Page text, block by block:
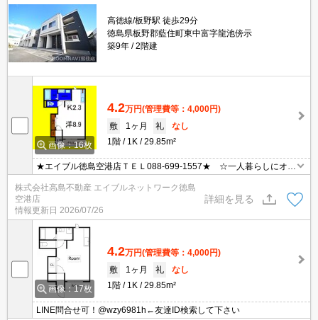
高徳線/板野駅 徒歩29分
徳島県板野郡藍住町東中富字龍池傍示
築9年
2階建
画像：16枚
4.2万円(管理費等：4,000円)
敷
1ヶ月 礼
なし
1階
1K 29.85m²
★エイブル徳島空港店ＴＥＬ088-699-1557★ ☆一人暮らしにオス
スメ！きれいなお部屋です！ガスコンロ付き♪☆
株式会社高島不動産 エイブルネットワーク徳島
空港店
情報更新日 2026/07/26
詳細を見る
画像：17枚
4.2万円(管理費等：4,000円)
敷
1ヶ月 礼
なし
1階
1K 29.85m²
LINE問合せ可！@wzy6981h←友達ID検索して下さい